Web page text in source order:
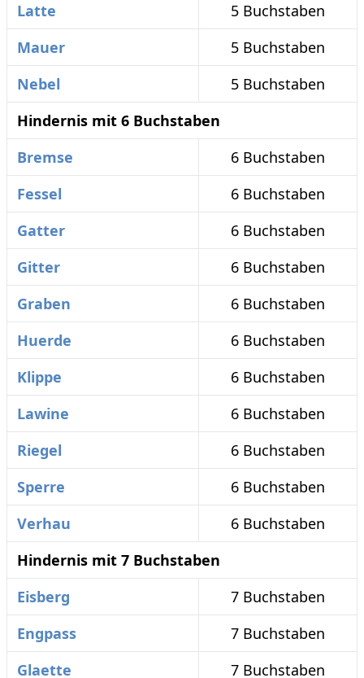
Latte
5 Buchstaben
Mauer
5 Buchstaben
Nebel
5 Buchstaben
Hindernis mit 6 Buchstaben
Bremse
6 Buchstaben
Fessel
6 Buchstaben
Gatter
6 Buchstaben
Gitter
6 Buchstaben
Graben
6 Buchstaben
Huerde
6 Buchstaben
Klippe
6 Buchstaben
Lawine
6 Buchstaben
Riegel
6 Buchstaben
Sperre
6 Buchstaben
Verhau
6 Buchstaben
Hindernis mit 7 Buchstaben
Eisberg
7 Buchstaben
Engpass
7 Buchstaben
Glaette
7 Buchstaben